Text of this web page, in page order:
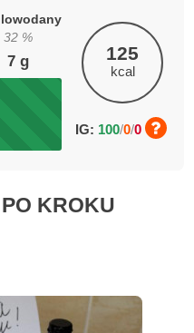
32 %
7 g 125
kcal
IG: 100/0/0
KROKU